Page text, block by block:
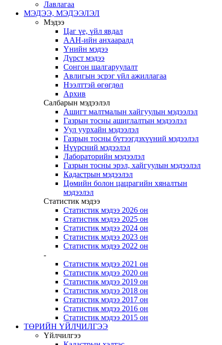
Лавлагаа
МЭДЭЭ, МЭДЭЭЛЭЛ
Мэдээ
Цаг үе, үйл явдал
ААН-ийн анхааралд
Үнийн мэдээ
Дүрст мэдээ
Сонгон шалгаруулалт
Авлигын эсрэг үйл ажиллагаа
Нээлттэй өгөгдөл
Архив
Салбарын мэдээлэл
Ашигт малтмалын хайгуулын мэдээлэл
Газрын тосны ашиглалтын мэдээлэл
Уул уурхайн мэдээлэл
Газрын тосны бүтээгдэхүүний мэдээлэл
Нүүрсний мэдээлэл
Лабораторийн мэдээлэл
Газрын тосны эрэл, хайгуулын мэдээлэл
Кадастрын мэдээлэл
Цөмийн болон цацрагийн хяналтын
мэдээлэл
Статистик мэдээ
Статистик мэдээ 2026 он
Статистик мэдээ 2025 он
Статистик мэдээ 2024 он
Статистик мэдээ 2023 он
Статистик мэдээ 2022 он
-
Статистик мэдээ 2021 он
Статистик мэдээ 2020 он
Статистик мэдээ 2019 он
Статистик мэдээ 2018 он
Статистик мэдээ 2017 он
Статистик мэдээ 2016 он
Статистик мэдээ 2015 он
ТӨРИЙН ҮЙЛЧИЛГЭЭ
Үйлчилгээ